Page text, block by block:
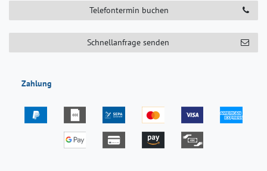
Telefontermin buchen
Schnellanfrage senden
Zahlung